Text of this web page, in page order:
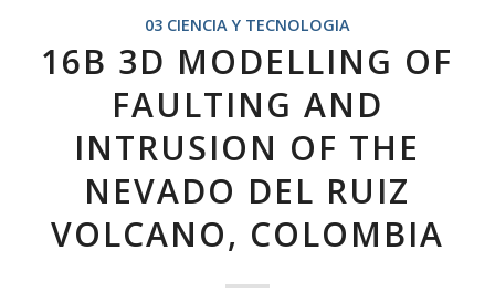
03 CIENCIA Y TECNOLOGIA
16B 3D MODELLING OF
FAULTING AND
INTRUSION OF THE
NEVADO DEL RUIZ
VOLCANO, COLOMBIA